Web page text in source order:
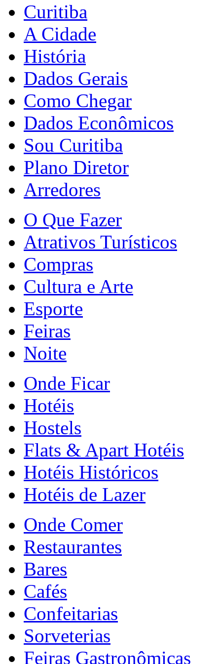
Curitiba
A Cidade
História
Dados Gerais
Como Chegar
Dados Econômicos
Sou Curitiba
Plano Diretor
Arredores
O Que Fazer
Atrativos Turísticos
Compras
Cultura e Arte
Esporte
Feiras
Noite
Onde Ficar
Hotéis
Hostels
Flats & Apart Hotéis
Hotéis Históricos
Hotéis de Lazer
Onde Comer
Restaurantes
Bares
Cafés
Confeitarias
Sorveterias
Feiras Gastronômicas